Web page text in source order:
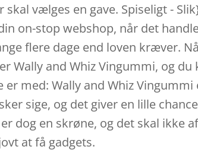
vælges en gave. Spiseligt -
on-stop webshop, når det
flere dage end loven kræver.
Wally and Whiz Vingummi, og du
med: Wally and Whiz Vingummi
sige, og det giver en lille
dog en skrøne, og det skal ikke
at få gadgets.